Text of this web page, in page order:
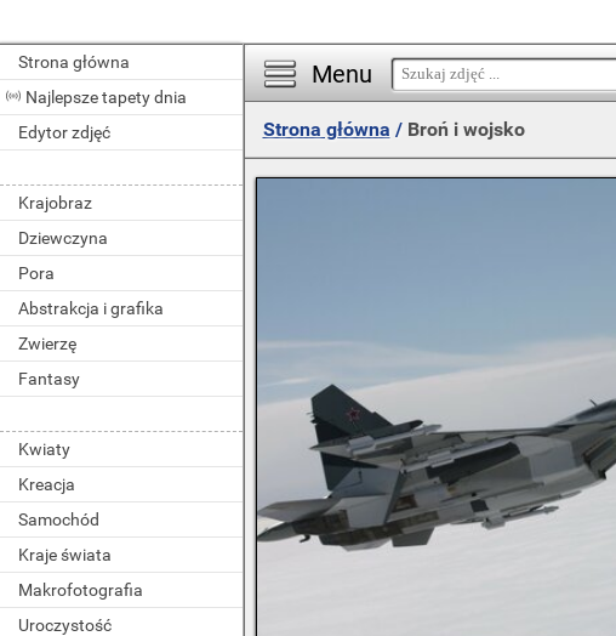
Strona główna
Najlepsze tapety dnia
Edytor zdjęć
Krajobraz
Dziewczyna
Pora
Abstrakcja i grafika
Zwierzę
Fantasy
Kwiaty
Kreacja
Samochód
Kraje świata
Makrofotografia
Uroczystość
Menu
Strona główna / Broń i wojsko